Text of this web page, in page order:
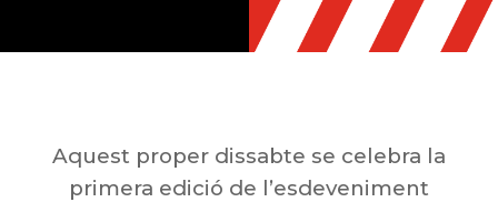
Aquest proper dissabte se celebra la
primera edició de l’esdeveniment